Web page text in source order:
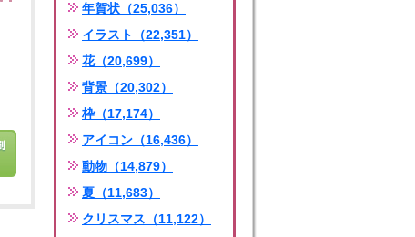
年賀状（25,036）
イラスト（22,351）
花（20,699）
背景（20,302）
枠（17,174）
アイコン（16,436）
動物（14,879）
夏（11,683）
クリスマス（11,122）